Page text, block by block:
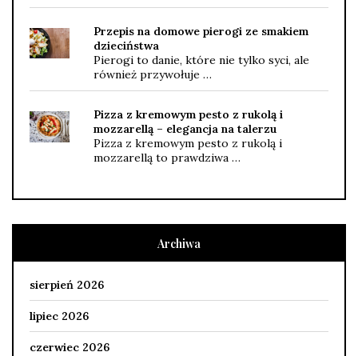
Przepis na domowe pierogi ze smakiem
dzieciństwa
Pierogi to danie, które nie tylko syci, ale
również przywołuje …
Pizza z kremowym pesto z rukolą i
mozzarellą – elegancja na talerzu
Pizza z kremowym pesto z rukolą i
mozzarellą to prawdziwa …
Archiwa
sierpień 2026
lipiec 2026
czerwiec 2026